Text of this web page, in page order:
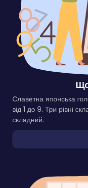
Славетна японська
від 1 до 9. Три рівні
складний.